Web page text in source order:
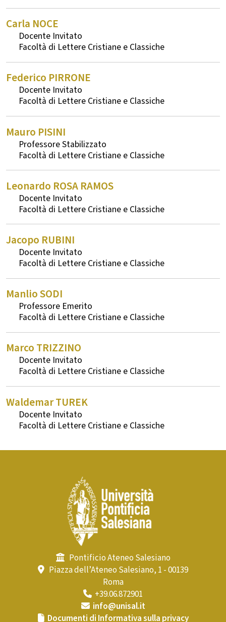
Carla NOCE
Docente Invitato
Lettere Cristiane e Classiche
Federico PIRRONE
Docente Invitato
Lettere Cristiane e Classiche
Mauro PISINI
Professore Stabilizzato
Lettere Cristiane e Classiche
Leonardo ROSA RAMOS
Docente Invitato
Lettere Cristiane e Classiche
Jacopo RUBINI
Docente Invitato
Lettere Cristiane e Classiche
ManlioSODI
Professore Emerito
Lettere Cristiane e Classiche
Marco TRIZZINO
Docente Invitato
Lettere Cristiane e Classiche
WaldemarTUREK
Docente Invitato
Lettere Cristiane e Classiche
Pontificio Ateneo Salesiano
Piazza dell’Ateneo Salesiano, 1 - 00139
Roma
+39.06.872901
info@unisal.it
Documenti di Informativa sulla privacy